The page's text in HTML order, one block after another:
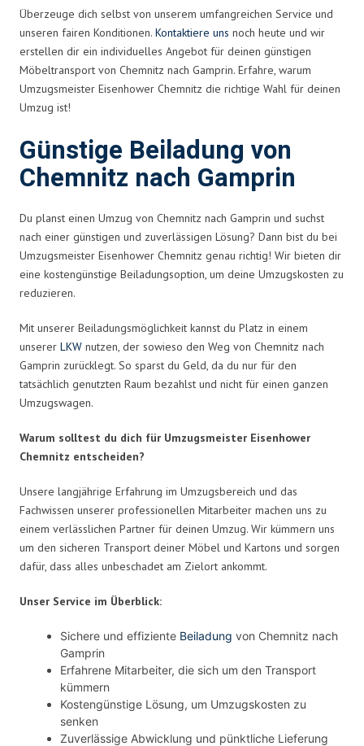
Überzeuge dich selbst von unserem umfangreichen Service und
unseren fairen Konditionen. Kontaktiere uns noch heute und wir
erstellen dir ein individuelles Angebot für deinen günstigen
Möbeltransport von Chemnitz nach Gamprin. Erfahre, warum
Umzugsmeister Eisenhower Chemnitz die richtige Wahl für deinen
Umzug ist!
Günstige Beiladung von
Chemnitz nach Gamprin
Du planst einen Umzug von Chemnitz nach Gamprin und suchst
nach einer günstigen und zuverlässigen Lösung? Dann bist du bei
Umzugsmeister Eisenhower Chemnitz genau richtig! Wir bieten dir
eine kostengünstige Beiladungsoption, um deine Umzugskosten zu
reduzieren.
Mit unserer Beiladungsmöglichkeit kannst du Platz in einem
unserer LKW nutzen, der sowieso den Weg von Chemnitz nach
Gamprin zurücklegt. So sparst du Geld, da du nur für den
tatsächlich genutzten Raum bezahlst und nicht für einen ganzen
Umzugswagen.
Warum solltest du dich für Umzugsmeister Eisenhower
Chemnitz entscheiden?
Unsere langjährige Erfahrung im Umzugsbereich und das
Fachwissen unserer professionellen Mitarbeiter machen uns zu
einem verlässlichen Partner für deinen Umzug. Wir kümmern uns
um den sicheren Transport deiner Möbel und Kartons und sorgen
dafür, dass alles unbeschadet am Zielort ankommt.
Unser Service im Überblick:
Sichere und effiziente Beiladung von Chemnitz nach
Gamprin
Erfahrene Mitarbeiter, die sich um den Transport
kümmern
Kostengünstige Lösung, um Umzugskosten zu
senken
Zuverlässige Abwicklung und pünktliche Lieferung